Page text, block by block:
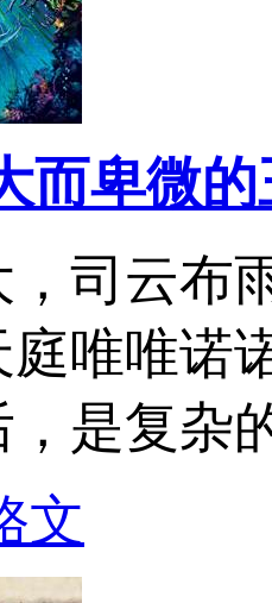
而卑微
司云布
唯唯诺
是复杂
文